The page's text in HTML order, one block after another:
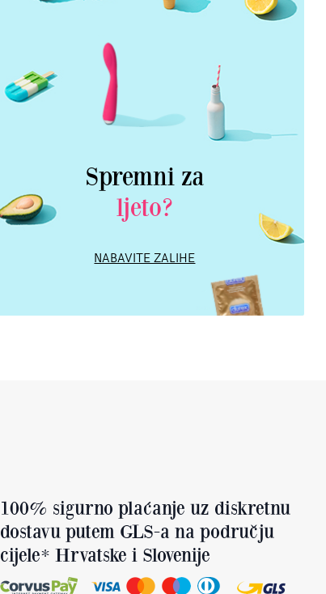
Spremni za
ljeto?
NABAVITE ZALIHE
100% sigurno plaćanje uz diskretnu
dostavu putem GLS-a na području
cijele* Hrvatske i Slovenije